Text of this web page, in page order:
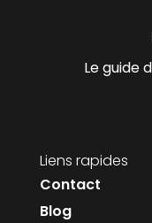
Le guide
Liens rapides
Contact
Blog